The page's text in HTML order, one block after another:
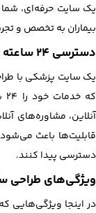
یک سایت حرفه‌ای،
بیماران به تخصص و
دسترسی ۲۴ ساعته به خدمات
یک سایت پزشکی با
آنلاین، مشاوره‌های
قابلیت‌ها باعث می‌شود
دسترسی پیدا کنند.
ویژگی‌های طراحی
در اینجا ویژگی‌هایی